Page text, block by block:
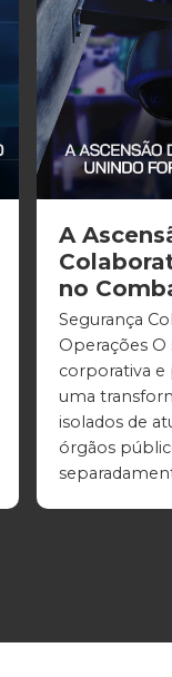
A
no
Segurança
Operações O
corporativa e
uma
isolados de
órgãos